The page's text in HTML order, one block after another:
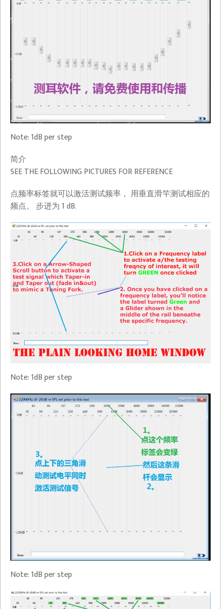
Note: 1dB per step
简介
SEE THE FOLLOWING PICTURES FOR REFERENCE
点频率标签就可以激活测试频率， 用垂直滑竿测试相应的
频点。 步进为 1 dB.
Note: 1dB per step
Note: 1dB per step